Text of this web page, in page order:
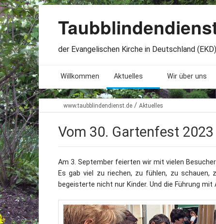
der Evangelischen Kirche in Deutschland (EKD)
Willkommen Aktuelles
Seminare. Termine
Stellenangebote
Freundesbriefe
Presseberichte
Wir über uns
Leitlinien
Geschichte
Erinnerungen
www.taubblindendienst.de / Aktuelles
Vom 30. Gartenfest 2023
Am 3. September feierten wir mit vielen
Es gab viel zu riechen, zu fühlen, zu schauen,
begeisterte nicht nur Kinder. Und die Führung